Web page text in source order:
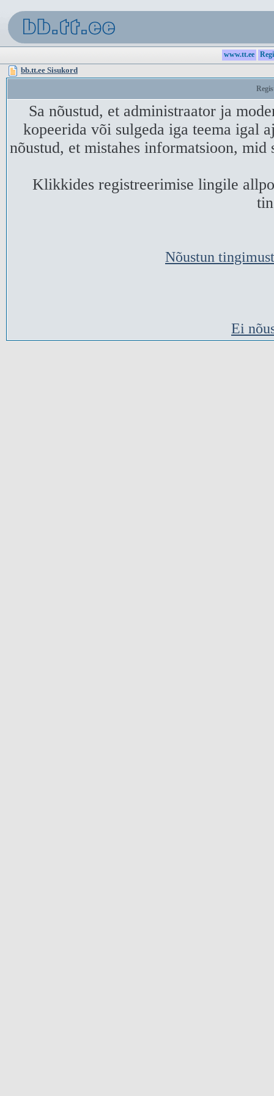
www.tt.ee
bb.tt.ee Sisukord
Sa nõustud, et administraator ja
kopeerida või sulgeda iga teema igal
nõustud, et mistahes informatsioon, mid
Klikkides registreerimise lingile
Nõustun
Ei